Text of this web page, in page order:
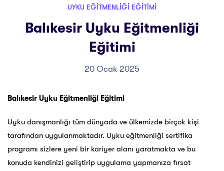
UYKU EĞITMENLIĞI EĞITIMI
Balıkesir Uyku Eğitmenliği
Eğitimi
20 Ocak 2025
Balıkesir Uyku Eğitmenliği Eğitimi
Uyku danışmanlığı tüm dünyada ve ülkemizde birçok kişi
tarafından uygulanmaktadır. Uyku eğitmenliği sertifika
programı sizlere yeni bir kariyer alanı yaratmakta ve bu
konuda kendinizi geliştirip uygulama yapmanıza fırsat